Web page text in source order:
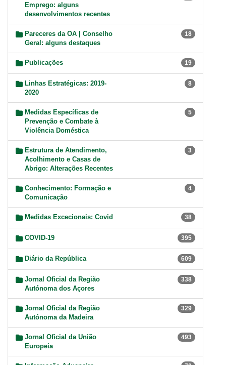
Emprego: alguns
desenvolvimentos recentes
Pareceres da OA | Conselho
Geral: alguns destaques
18
Publicações 19
Linhas Estratégicas: 2019-
2020
8
Medidas Específicas de
Prevenção e Combate à
Violência Doméstica
5
Estrutura de Atendimento,
Acolhimento e Casas de
Abrigo: Alterações Recentes
3
Conhecimento: Formação e
Comunicação
4
Medidas Excecionais: Covid 38
COVID-19 395
Diário da República 609
Jornal Oficial da Região
Autónoma dos Açores
338
Jornal Oficial da Região
Autónoma da Madeira
329
Jornal Oficial da União
Europeia
493